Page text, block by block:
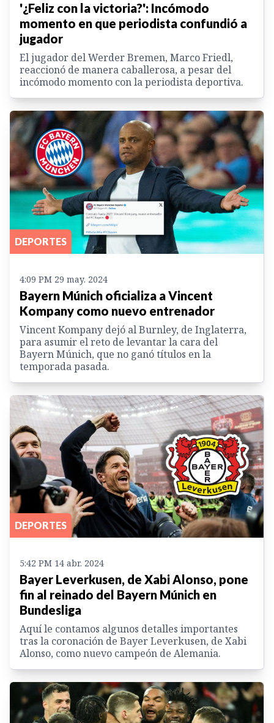
'¿Feliz con la victoria?': Incómodo
momento en que periodista confundió a
jugador
El jugador del Werder Bremen, Marco Friedl,
reaccionó de manera caballerosa, a pesar del
incómodo momento con la periodista deportiva.
DEPORTES
4:09 PM 29 may. 2024
Bayern Múnich oficializa a Vincent
Kompany como nuevo entrenador
Vincent Kompany dejó al Burnley, de Inglaterra,
para asumir el reto de levantar la cara del
Bayern Múnich, que no ganó títulos en la
temporada pasada.
DEPORTES
5:42 PM 14 abr. 2024
Bayer Leverkusen, de Xabi Alonso, pone
fin al reinado del Bayern Múnich en
Bundesliga
Aquí le contamos algunos detalles importantes
tras la coronación de Bayer Leverkusen, de Xabi
Alonso, como nuevo campeón de Alemania.